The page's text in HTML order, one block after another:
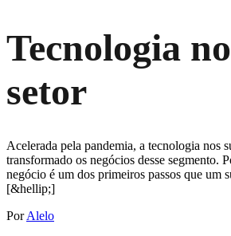
Tecnologia
setor
Acelerada pela pandemia, a tecnologia nos
transformado os negócios desse segmento.
negócio é um dos primeiros passos que um
[&hellip;]
PorAlelo